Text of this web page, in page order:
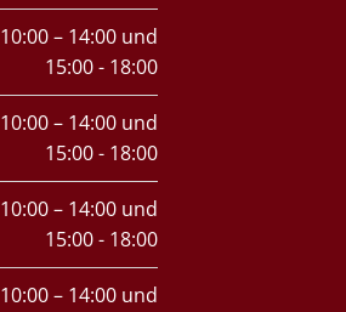
10:00 – 14:00 und
15:00 - 18:00
10:00 – 14:00 und
15:00 - 18:00
10:00 – 14:00 und
15:00 - 18:00
10:00 – 14:00 und